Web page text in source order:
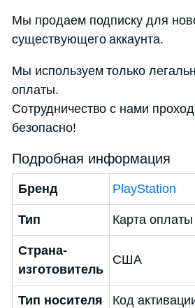
Мы продаем подписку для
существующего аккаунта.
Мы используем только
оплаты.
Сотрудничество с нами
безопасно!
Подробная информация
Бренд PlayStation
Тип Карта оплаты
Страна-
изготовитель
США
Тип носителя Код